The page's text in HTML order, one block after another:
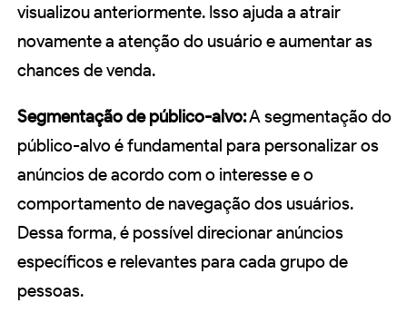
visualizou anteriormente. Isso ajuda a atrair
novamente a atenção do usuário e aumentar as
chances de venda.
Segmentação de público-alvo:A segmentação do
público-alvo é fundamental para personalizar os
anúncios de acordo com o interesse e o
comportamento de navegação dos usuários.
Dessa forma, é possível direcionar anúncios
específicos e relevantes para cada grupo de
pessoas.